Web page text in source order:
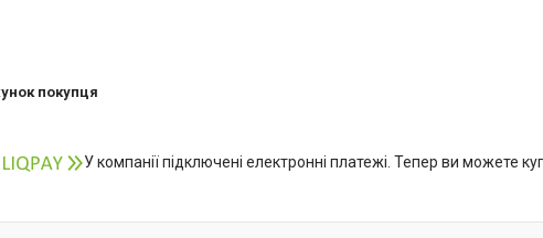
покупця
У компанії підключені електронні платежі. Тепер ви можете